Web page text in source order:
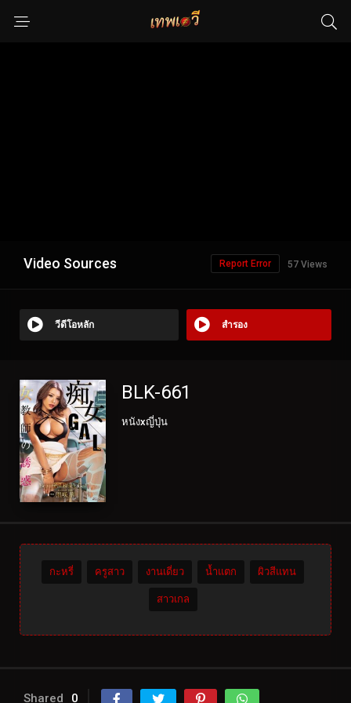
Video Sources 57 Views
Report Error
วีดีโอหลัก สำรอง
BLK-661
หนังxญี่ปุ่น
กะหรี่ ครูสาว งานเดี่ยว น้ำแตก ผิวสีแทน
สาวเกล
Shared 0